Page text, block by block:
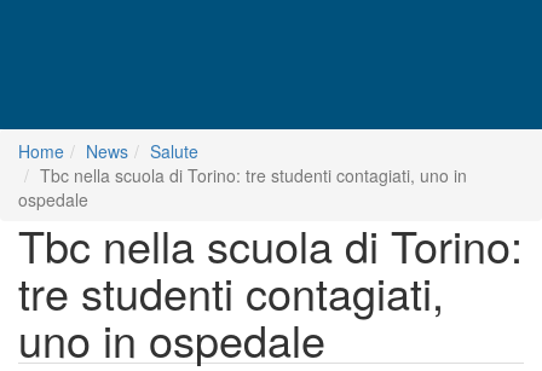
Home News
Salute
Tbc nella scuola di Torino: tre studenti contagiati, uno in
ospedale
Tbc nella scuola di Torino:
tre studenti contagiati,
uno in ospedale